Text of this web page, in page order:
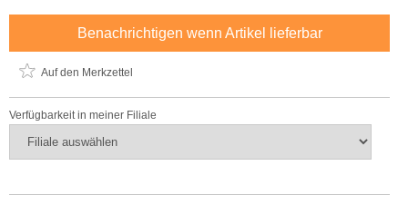
Benachrichtigen wenn Artikel lieferbar
Auf den Merkzettel
Verfügbarkeit in meiner Filiale